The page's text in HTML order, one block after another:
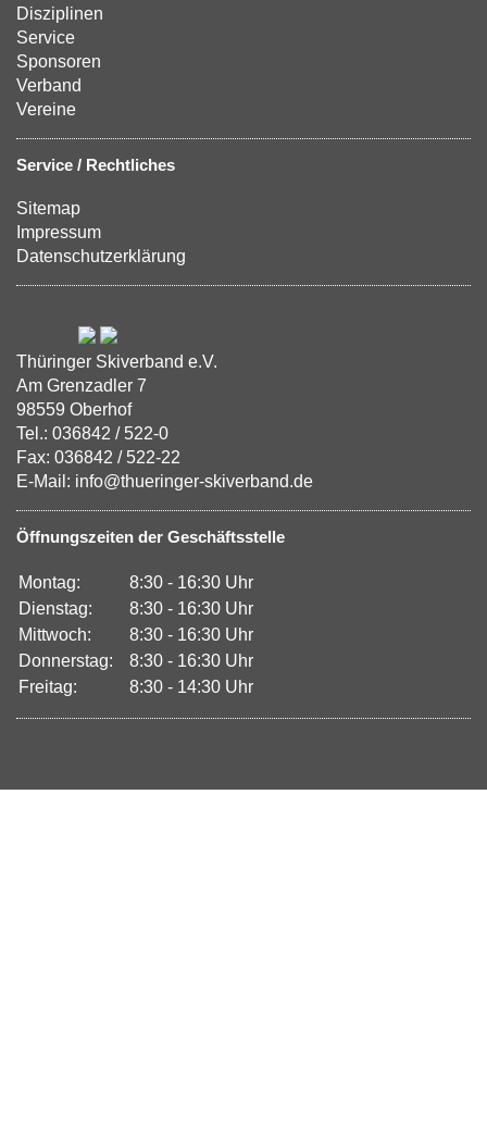
Disziplinen
Service
Sponsoren
Verband
Vereine
Service / Rechtliches
Sitemap
Impressum
Datenschutzerklärung
Thüringer Skiverband e.V.
Am Grenzadler 7
98559 Oberhof
Tel.: 036842 / 522-0
Fax: 036842 / 522-22
E-Mail: info@thueringer-skiverband.de
Öffnungszeiten der Geschäftsstelle
Montag:
8:30 - 16:30 Uhr
Dienstag:
8:30 - 16:30 Uhr
Mittwoch:
8:30 - 16:30 Uhr
Donnerstag:
8:30 - 16:30 Uhr
Freitag:
8:30 - 14:30 Uhr